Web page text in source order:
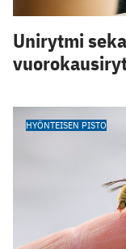
Unirytmi
HYÖNTEISEN PISTO